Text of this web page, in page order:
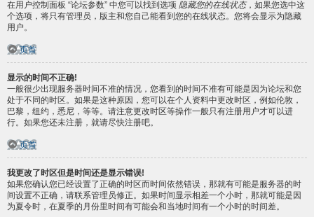
在用户控制面板 “论坛参数” 中您可以找到选项 隐藏您的在线状态，如果您选中这
个选项，将只有管理员，版主和您自己能看到您的在线状态。您将会显示为隐藏
用户。
页首
显示的时间不正确!
一般很少出现服务器时间不准的情况，您看到的时间不准有可能是因为论坛和您
处于不同的时区。如果是这种原因，您可以在个人资料中更改时区，例如伦敦，
巴黎，纽约，悉尼，等等。请注意更改时区等操作一般只有注册用户才可以进
行。如果您还未注册，就请尽快注册吧。
页首
我更改了时区但是时间还是显示错误!
如果您确认您已经设置了正确的时区而时间依然错误，那就有可能是服务器的时
间设置不正确，请联系管理员修正。如果时间显示相差一个小时，那就可能是因
为夏令时，在夏季的月份里时间有可能会和当地时间有一个小时的时间差。